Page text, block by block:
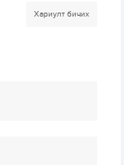
Хариулт бичих